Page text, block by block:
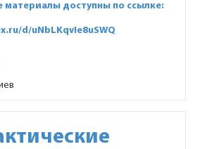
доступны по ссылке:
d/uNbLKqvIe8uSWQ